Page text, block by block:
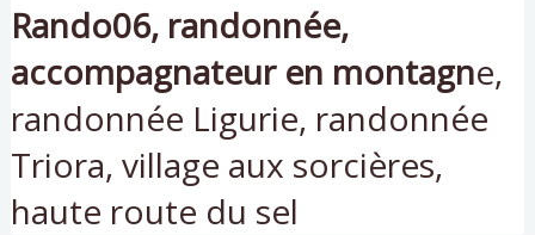
Rando06, randonnée,
accompagnateur en montagne,
randonnée Ligurie, randonnée
Triora, village aux sorcières,
haute route du sel